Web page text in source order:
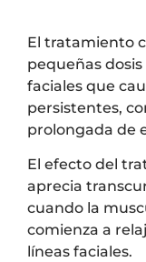
El tratamiento
pequeñas
faciales que
persistentes,
prolongada de
El efecto del
aprecia
cuando la
comienza a
líneas faciales.